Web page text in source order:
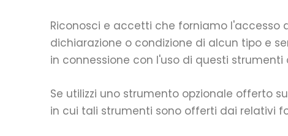
Riconosci e accetti che forniamo l'accesso
dichiarazione o condizione di alcun tipo e
in connessione con l'uso di questi strumenti
Se utilizzi uno strumento opzionale offerto
in cui tali strumenti sono offerti dai relativi